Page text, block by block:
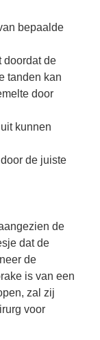
bepaalde
doordat de
tanden kan
door
kunnen
de juiste
de
dat de
de
is van een
zal zij
voor